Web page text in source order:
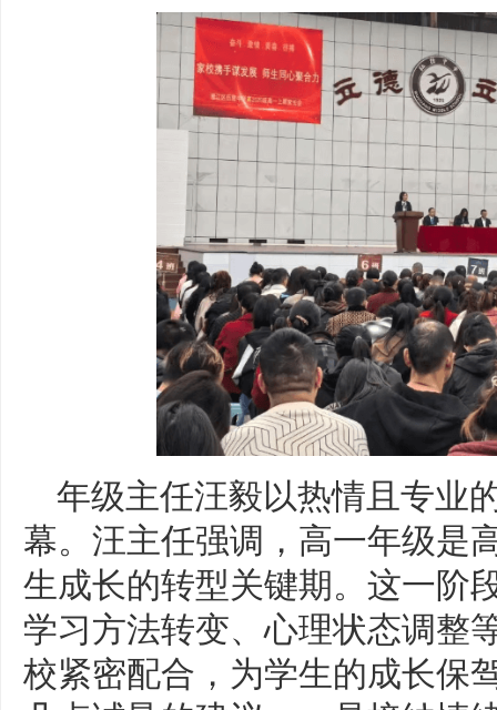
年级主任汪毅以热情且专业
幕。汪主任强调，高一年级是
生成长的转型关键期。这一阶
学习方法转变、心理状态调整
校紧密配合，为学生的成长保